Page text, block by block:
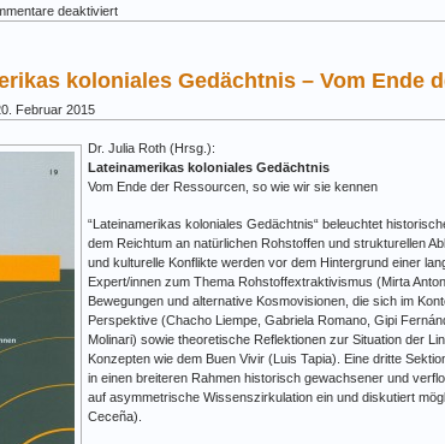
deaktiviertfür
Arbeit
Zentrum
koloniales Gedächtnis – Vom Ende
Februar 2015
Dr. Julia Roth (Hrsg.):
Lateinamerikas koloniales Gedächtnis
Vom Ende der Ressourcen, so wie wir sie kennen
“Lateinamerikas koloniales Gedächtnis“ beleuchtet
dem Reichtum an natürlichen Rohstoffen und strukturellen
und kulturelle Konflikte werden vor dem Hintergrund einer
Expert/innen zum Thema Rohstoffextraktivismus (Mirta
Bewegungen und alternative Kosmovisionen, die sich im
Perspektive (Chacho Liempe, Gabriela Romano, Gipi
Molinari) sowie theoretische Reflektionen zur Situation der
Konzepten wie dem Buen Vivir (Luis Tapia). Eine dritte
in einen breiteren Rahmen historisch gewachsener und
auf asymmetrische Wissenszirkulation ein und diskutiert
Ceceña).